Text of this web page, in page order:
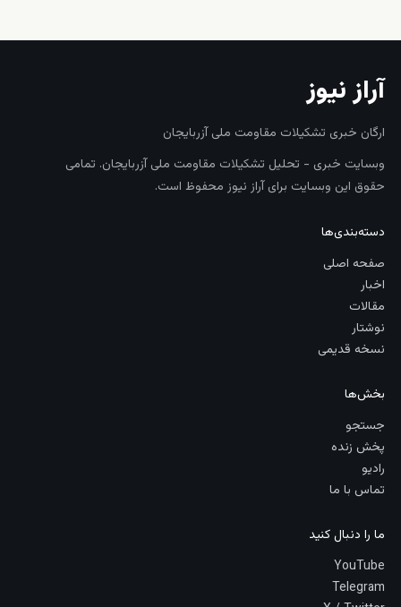
آراز نیوز
ارگان خبری تشکیلات مقاومت ملی آزربایجان
وبسایت خبری - تحلیل تشکیلات مقاومت ملی آزربایجان. تمامی
حقوق این وبسایت برای آراز نیوز محفوظ است.
دسته‌بندی‌ها
صفحه اصلی
اخبار
مقالات
نوشتار
نسخه قدیمی
بخش‌ها
جستجو
پخش زنده
رادیو
تماس با ما
ما را دنبال کنید
YouTube
Telegram